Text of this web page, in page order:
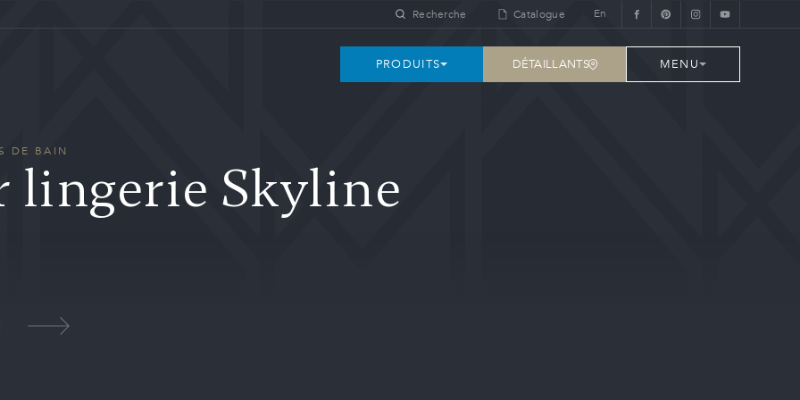
Recherche Catalogue En
PRODUITS DÉTAILLANTS MENU
DE BAIN
lingerie Skyline